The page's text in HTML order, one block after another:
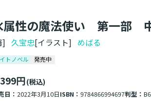
属性の魔法使い 第一部
]久宝忠[イラスト] めばる
トノベル 発売中
円(税込)
日：2022年3月10日ISBN：9784866994697判型：